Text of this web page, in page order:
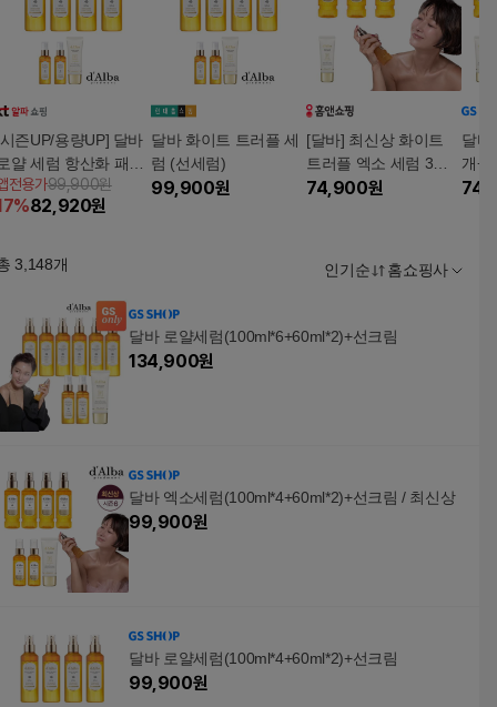
즌UP/용량UP] 달바
얄 세럼 항산화 패키
선세럼
전용가99,900원
%82,920원
달바 화이트 트러플 세
럼 (선세럼)
99,900원
[달바] 최신상 화이트
트러플 엑소 세럼 3통
+선세럼 1개
74,900원
달바
개+
신상
3,148개 인기순 홈쇼핑사
달바 로얄세럼(100ml*6+60ml*2)+선크림
134,900원
달바 엑소세럼(100ml*4+60ml*2)+선크림 / 최신상
99,900원
달바 로얄세럼(100ml*4+60ml*2)+선크림
99,900원